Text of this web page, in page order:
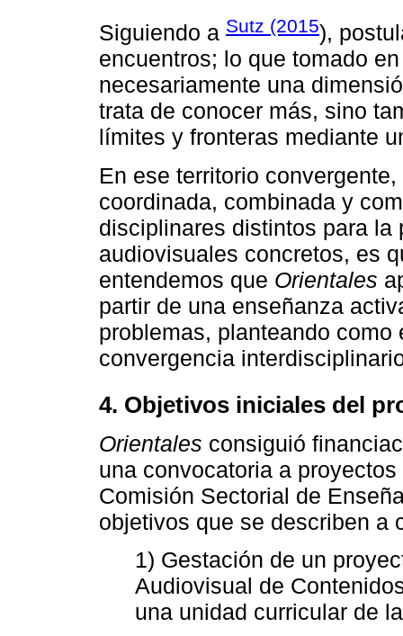
Siguiendo a Sutz (2015),
encuentros; lo que tomado
necesariamente una
trata de conocer más, sino
límites y fronteras mediante
En ese territorio
coordinada, combinada y
disciplinares distintos para la
audiovisuales concretos, es
entendemos que Orientales
partir de una enseñanza
problemas, planteando
convergencia
4. Objetivos iniciales del
Orientales consiguió
una convocatoria a
Comisión Sectorial de
objetivos que se describen a
1) Gestación de un
Audiovisual de
una unidad curricular de